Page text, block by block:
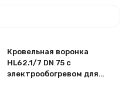
Кровельная воронка
HL62.1/7 DN 75 с
электрообогревом для